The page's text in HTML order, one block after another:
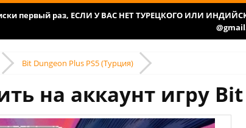
первый раз, ЕСЛИ У ВАС НЕТ ТУРЕЦКОГО ИЛИ
Bit Dungeon Plus PS5 (Турция)
на аккаунт игру